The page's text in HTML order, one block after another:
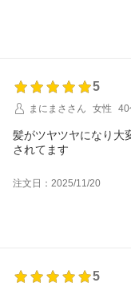
5
まにまささん
女性 40
髪がツヤツヤになり大
されてます
注文日：2025/11/20
5